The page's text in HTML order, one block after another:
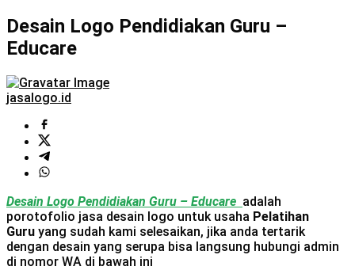
Desain Logo Pendidiakan Guru –
Educare
jasalogo.id
Desain Logo Pendidiakan Guru – Educare adalah
porotofolio jasa desain logo untuk usaha Pelatihan
Guru yang sudah kami selesaikan, jika anda tertarik
dengan desain yang serupa bisa langsung hubungi admin
di nomor WA di bawah ini